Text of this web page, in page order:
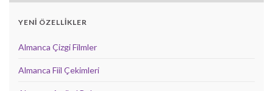
YENİ ÖZELLİKLER
Almanca Çizgi Filmler
Almanca Fiil Çekimleri